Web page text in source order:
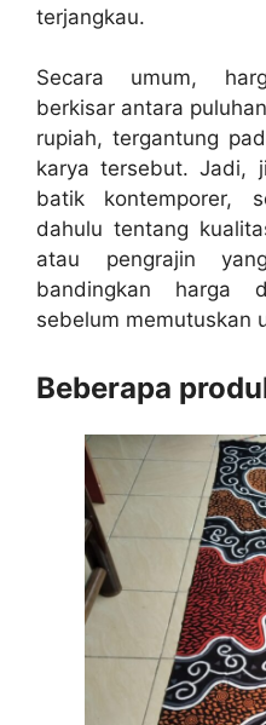
terjangkau.
Secara umum,
berkisar antara
rupiah, tergantung
karya tersebut. Jadi,
batik kontemporer,
dahulu tentang
atau pengrajin
bandingkan harga
sebelum memutuskan
Beberapa